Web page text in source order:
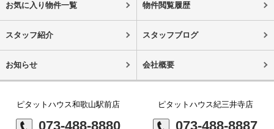
お気に入り物件一覧 物件閲覧履歴
スタッフ紹介 スタッフブログ
お知らせ 会社概要
ピタットハウス和歌山駅前店
073-488-8880
ピタットハウス紀三井寺店
073-488-8887